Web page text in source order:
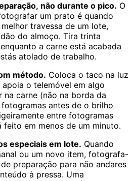
não durante o pico. O
um prato é quando
travessa de um lote,
do almoço. Tira trinta
a carne está acabada
atolado de trabalho.
método. Coloca o taco na luz
o telemóvel em algo
carne (não na borda da
antes de o brilho
entre fotogramas
feito em menos de um minuto.
especiais em lote. Quando
ou um novo item, fotografa-
preparação para não andares
à pressa. Uma